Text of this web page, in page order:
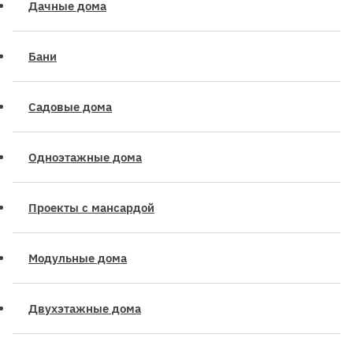
Дачные дома
Бани
Садовые дома
Одноэтажные дома
Проекты с мансардой
Модульные дома
Двухэтажные дома